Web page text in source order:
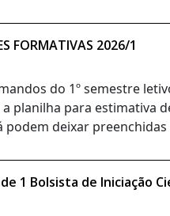
FORMATIVAS 2026/1
do 1º semestre
planilha para estimativa
podem deixar
1 Bolsista de Iniciação